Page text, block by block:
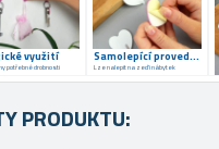
využití
potřebné drobnosti
Samolepící provedení
Lze nalepit na zeď i nábytek
PRODUKTU: